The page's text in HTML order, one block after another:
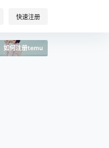
快速注册
如何注册temu